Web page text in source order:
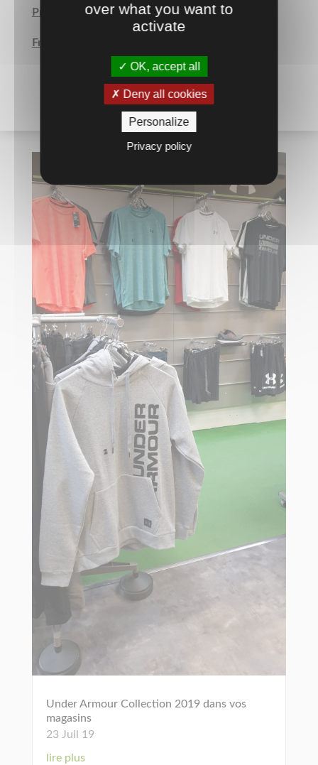
Prix Unitaire TTC
Frais de maquette en SUS.
Under Armour Collection 2019 dans vos
magasins
23 Juil 19
lire plus
over what you want to
activate
OK, accept all
Deny all cookies
Personalize
Privacy policy